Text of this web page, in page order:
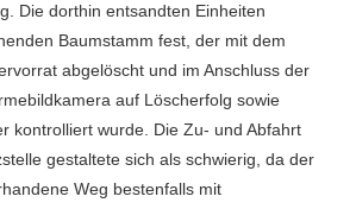
Die dorthin entsandten Einheiten
Baumstamm fest, der mit dem
abgelöscht und im Anschluss der
auf Löscherfolg sowie
kontrolliert wurde. Die Zu- und Abfahrt
gestaltete sich als schwierig, da der
Weg bestenfalls mit